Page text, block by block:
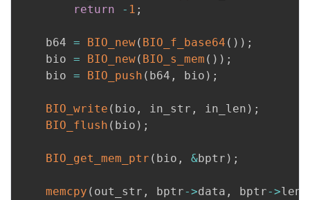
return
- 1 ;
	b64
= BIO_new( BIO_f_base64 ( ) ) ;
	bio
= BIO_new( BIO_s_mem ( ) ) ;
	bio
= BIO_push ( b64 , bio ) ;
BIO_write ( bio , in_str , in_len ) ;
BIO_flush ( bio ) ;
BIO_get_mem_ptr ( bio , &bptr ) ;
memcpy ( out_str , bptr->data , bptr->